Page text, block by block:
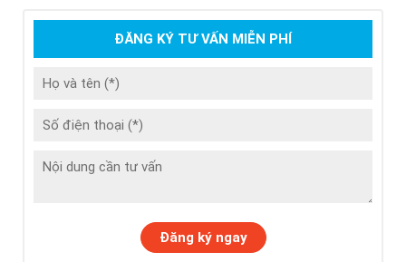
ĐĂNG KÝ TƯ VẤN MIỄN PHÍ